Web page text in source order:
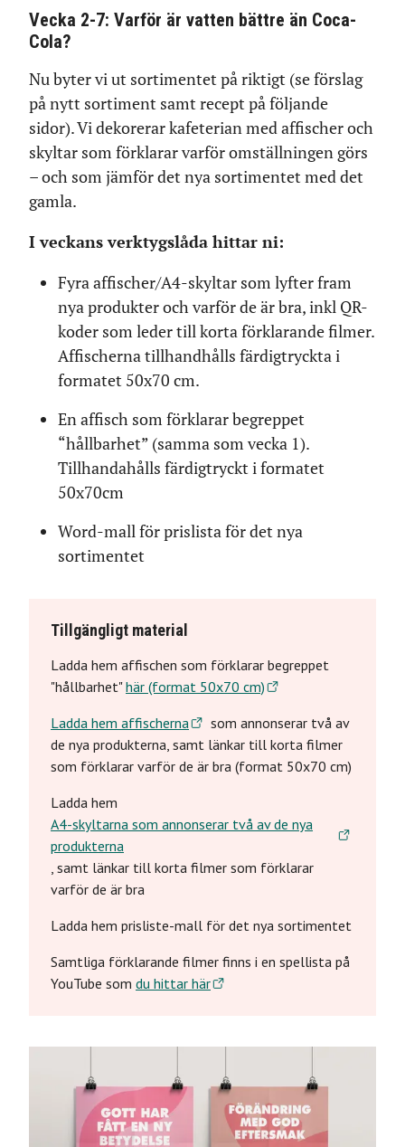
Vecka 2-7: Varför är vatten bättre än Coca-
Cola?
Nu byter vi ut sortimentet på riktigt (se förslag
på nytt sortiment samt recept på följande
sidor). Vi dekorerar kafeterian med affischer och
skyltar som förklarar varför omställningen görs
– och som jämför det nya sortimentet med det
gamla.
I veckans verktygslåda hittar ni:
Fyra affischer/A4-skyltar som lyfter fram
nya produkter och varför de är bra, inkl QR-
koder som leder till korta förklarande filmer.
Affischerna tillhandhålls färdigtryckta i
formatet 50x70 cm.
En affisch som förklarar begreppet
“hållbarhet” (samma som vecka 1).
Tillhandahålls färdigtryckt i formatet
50x70cm
Word-mall för prislista för det nya
sortimentet
Tillgängligt material
Ladda hem affischen som förklarar begreppet
"hållbarhet"här (format 50x70 cm)
Ladda hem affischerna
som annonserar två av
de nya produkterna, samt länkar till korta filmer
som förklarar varför de är bra (format 50x70 cm)
Ladda hem
A4-skyltarna som annonserar två av de nya
produkterna
, samt länkar till korta filmer som förklarar
varför de är bra
Ladda hem prisliste-mall för det nya sortimentet
Samtliga förklarande filmer finns i en spellista på
YouTube som du hittar här